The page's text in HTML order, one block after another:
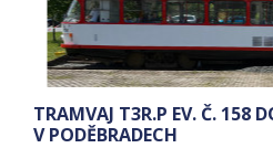
TRAMVAJ T3R.P EV. Č. 158
V PODĚBRADECH